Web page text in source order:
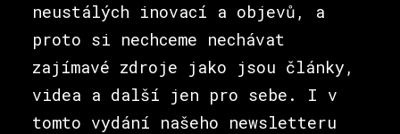
neustálých inovací a objevů, a
proto si nechceme nechávat
zajímavé zdroje jako jsou články,
videa a další jen pro sebe. I v
tomto vydání našeho newsletteru